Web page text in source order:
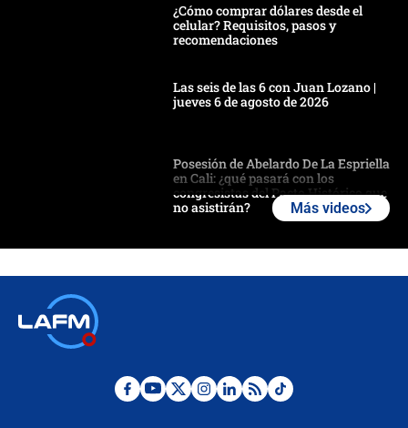
¿Cómo comprar dólares desde el
celular? Requisitos, pasos y
recomendaciones
Las seis de las 6 con Juan Lozano |
jueves 6 de agosto de 2026
Posesión de Abelardo De La Espriella
en Cali: ¿qué pasará con los
congresistas del Pacto Histórico que
no asistirán?
¿Por qué De la Espriella gobernará
Más videos